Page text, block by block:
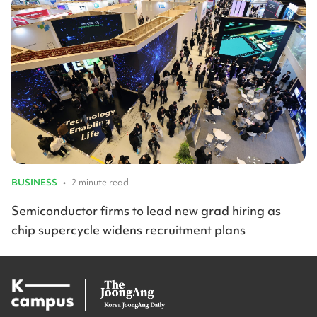
BUSINESS • 2 minute read
Semiconductor firms to lead new grad hiring as
chip supercycle widens recruitment plans